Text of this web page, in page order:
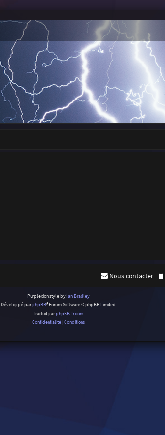
Nous contacter
Purplexion style by Ian Bradley
Développé parphpBB® Forum Software © phpBB Limited
Traduit parphpBB-fr.com
Confidentialité|Conditions